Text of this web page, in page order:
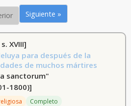
(105)
1924 (99)
(75)
(74)
(67)
Siguiente »
XVIII]
para después de la
de muchos mártires
sanctorum"
1800)]
Completo